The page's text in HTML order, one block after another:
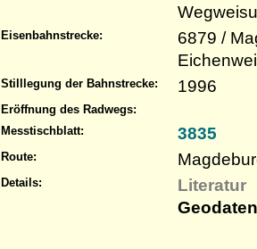
Eisenbahnstrecke:
6879 /
Stilllegung der Bahnstrecke: 1996
Eröffnung des Radwegs:
Messtischblatt:
3835
Route:
Details:
Literatur